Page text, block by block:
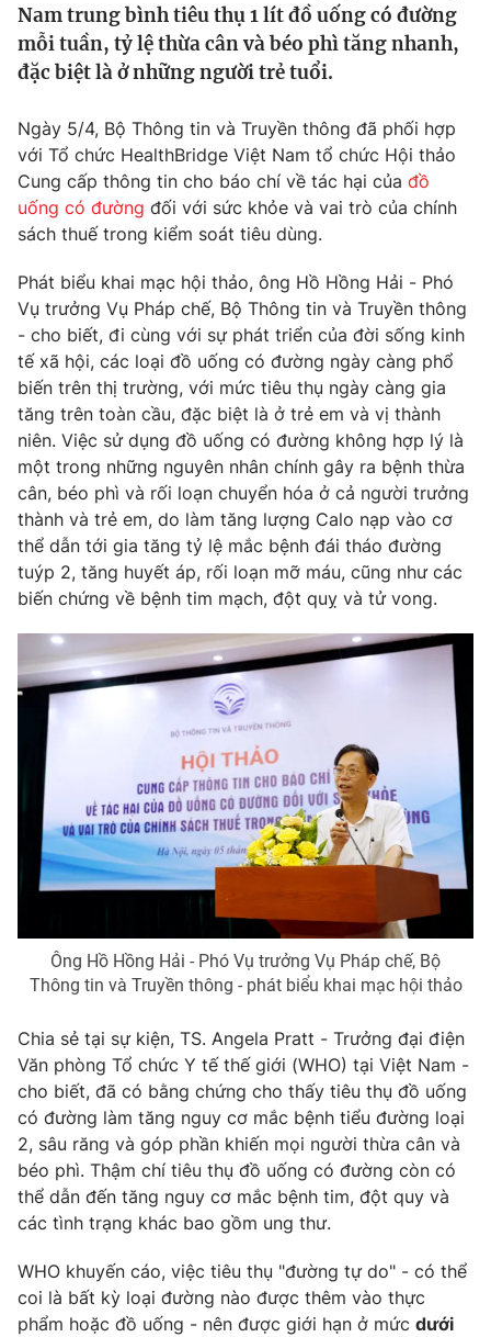
Thế giới
Tin tức
Thế giới đó đây
Câu chuyện quốc tế
Tài chính
Thị trường
Góc doanh nghiệp
Dữ liệu và đời sống
Truyền hình
Phim VTV
Hậu trường
Nhân vật
Khán giả
Giải sao mai
Giải trí
Điện ảnh
Âm nhạc
Sao
Đời sống
Du lịch
Làm đẹp
Chất lượng cuộc sống
Giáo dục
Tuyển sinh
Học trực tuyến
Công nghệ
Hitech Công nghệ tương lai
Sản phẩm
Thị trường
Tư vấn
Giao lưu trực tuyến
Lịch phát sóng
Chuyên mục khác
Emagazine Podcast
Photo Infographic
Video Shorts video
VTV Thể thao
VTV Sức khoẻ Bất động sản
Thị trường 24h Tấm lòng Việt
VTV4 Vươn mình bằng AI
VTV9 VTV8
Liên hệ tòa soạn English
Nam trung bình tiêu thụ 1 lít đồ uống có đường
mỗi tuần, tỷ lệ thừa cân và béo phì tăng nhanh,
đặc biệt là ở những người trẻ tuổi.
Ngày 5/4, Bộ Thông tin và Truyền thông đã phối hợp
với Tổ chức HealthBridge Việt Nam tổ chức Hội thảo
Cung cấp thông tin cho báo chí về tác hại của đồ
uống có đường đối với sức khỏe và vai trò của chính
sách thuế trong kiểm soát tiêu dùng.
Phát biểu khai mạc hội thảo, ông Hồ Hồng Hải - Phó
Vụ trưởng Vụ Pháp chế, Bộ Thông tin và Truyền thông
- cho biết, đi cùng với sự phát triển của đời sống kinh
tế xã hội, các loại đồ uống có đường ngày càng phổ
biến trên thị trường, với mức tiêu thụ ngày càng gia
tăng trên toàn cầu, đặc biệt là ở trẻ em và vị thành
niên. Việc sử dụng đồ uống có đường không hợp lý là
một trong những nguyên nhân chính gây ra bệnh thừa
cân, béo phì và rối loạn chuyển hóa ở cả người trưởng
thành và trẻ em, do làm tăng lượng Calo nạp vào cơ
thể dẫn tới gia tăng tỷ lệ mắc bệnh đái tháo đường
tuýp 2, tăng huyết áp, rối loạn mỡ máu, cũng như các
biến chứng về bệnh tim mạch, đột quỵ và tử vong.
Ông Hồ Hồng Hải - Phó Vụ trưởng Vụ Pháp chế, Bộ
Thông tin và Truyền thông - phát biểu khai mạc hội thảo
Chia sẻ tại sự kiện, TS. Angela Pratt - Trưởng đại điện
Văn phòng Tổ chức Y tế thế giới (WHO) tại Việt Nam -
cho biết, đã có bằng chứng cho thấy tiêu thụ đồ uống
có đường làm tăng nguy cơ mắc bệnh tiểu đường loại
2, sâu răng và góp phần khiến mọi người thừa cân và
béo phì. Thậm chí tiêu thụ đồ uống có đường còn có
thể dẫn đến tăng nguy cơ mắc bệnh tim, đột quy và
các tình trạng khác bao gồm ung thư.
WHO khuyến cáo, việc tiêu thụ "đường tự do" - có thể
coi là bất kỳ loại đường nào được thêm vào thực
phẩm hoặc đồ uống - nên được giới hạn ở mức dưới